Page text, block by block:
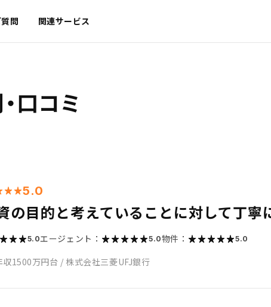
問 関連サービス
口コミ
5.0
の目的と考えていることに対して丁寧
5.0エージェント： 5.0物件： 5.0
収1500万円台 / 株式会社三菱UFJ銀行